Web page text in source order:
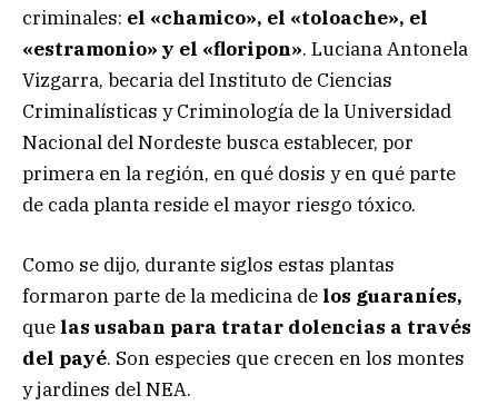
criminales: el «chamico», el «toloache», el
«estramonio» y el «floripon». Luciana Antonela
Vizgarra, becaria del Instituto de Ciencias
Criminalísticas y Criminología de la Universidad
Nacional del Nordeste busca establecer, por
primera en la región, en qué dosis y en qué parte
de cada planta reside el mayor riesgo tóxico.
Como se dijo, durante siglos estas plantas
formaron parte de la medicina de los guaraníes,
que las usaban para tratar dolencias a través
del payé. Son especies que crecen en los montes
y jardines del NEA.